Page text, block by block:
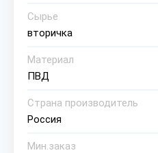
Сырье
вторичка
Материал
ПВД
Страна производитель
Россия
Мин.заказ